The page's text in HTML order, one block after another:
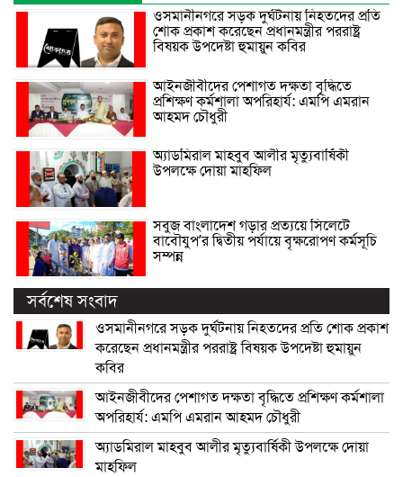
ওসমানীনগরে সড়ক দুর্ঘটনায় নিহতদের প্রতি
শোক প্রকাশ করেছেন প্রধানমন্ত্রীর পররাষ্ট্র
বিষয়ক উপদেষ্টা হুমায়ুন কবির
আইনজীবীদের পেশাগত দক্ষতা বৃদ্ধিতে
প্রশিক্ষণ কর্মশালা অপরিহার্য: এমপি এমরান
আহমদ চৌধুরী
অ্যাডমিরাল মাহবুব আলীর মৃত্যুবার্ষিকী
উপলক্ষে দোয়া মাহফিল
সবুজ বাংলাদেশ গড়ার প্রত্যয়ে সিলেটে
বাবৌযুপ’র দ্বিতীয় পর্যায়ে বৃক্ষরোপণ কর্মসূচি
সম্পন্ন
সর্বশেষ সংবাদ
ওসমানীনগরে সড়ক দুর্ঘটনায় নিহতদের প্রতি শোক প্রকাশ
করেছেন প্রধানমন্ত্রীর পররাষ্ট্র বিষয়ক উপদেষ্টা হুমায়ুন
কবির
আইনজীবীদের পেশাগত দক্ষতা বৃদ্ধিতে প্রশিক্ষণ কর্মশালা
অপরিহার্য: এমপি এমরান আহমদ চৌধুরী
অ্যাডমিরাল মাহবুব আলীর মৃত্যুবার্ষিকী উপলক্ষে দোয়া
মাহফিল